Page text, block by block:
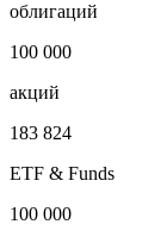
облигаций
100 000
акций
183 824
ETF & Funds
100 000